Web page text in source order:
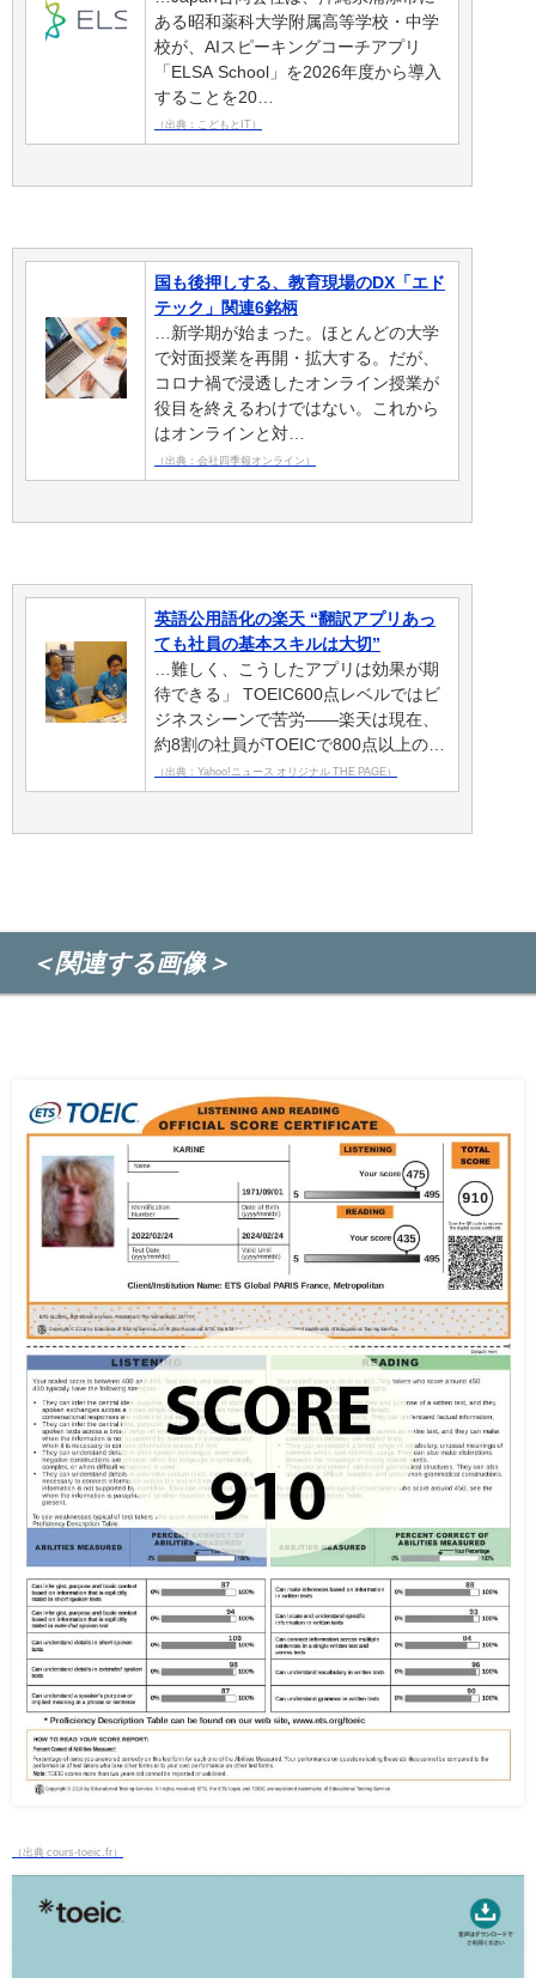
ある昭和薬科大学附属高等学校・中学
校が、AIスピーキングコーチアプリ
「ELSA School」を2026年度から導入
することを20…
（出典：こどもとIT）
国も後押しする、教育現場のDX「エド
テック」関連6銘柄
…新学期が始まった。ほとんどの大学
で対面授業を再開・拡大する。だが、
コロナ禍で浸透したオンライン授業が
役目を終えるわけではない。これから
はオンラインと対…
（出典：会社四季報オンライン）
英語公用語化の楽天 “翻訳アプリあっ
ても社員の基本スキルは大切”
…難しく、こうしたアプリは効果が期
待できる」 TOEIC600点レベルではビ
ジネスシーンで苦労――楽天は現在、
約8割の社員がTOEICで800点以上の…
（出典：Yahoo!ニュース オリジナル THE PAGE）
＜関連する画像＞
（出典 cours-toeic.fr）